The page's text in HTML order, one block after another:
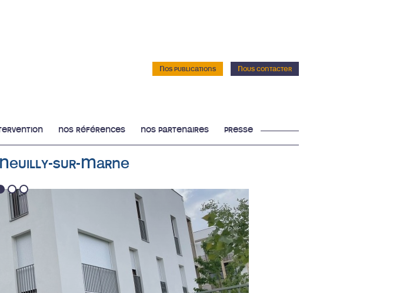
Nos publications Nous contacter
nos références nos partenaires presse
sur-Marne
3 4